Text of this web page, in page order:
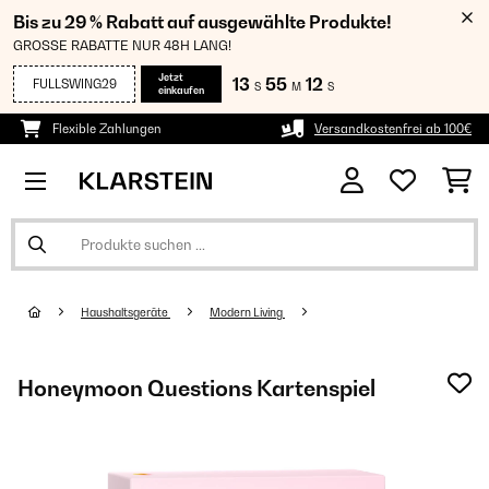
Bis zu 29 % Rabatt auf ausgewählte Produkte!
GROSSE RABATTE NUR 48H LANG!
FULLSWING29
Jetzt
einkaufen
13 S 55 M 12 S
Flexible Zahlungen Versandkostenfrei ab 100€
Haushaltsgeräte Modern Living
Honeymoon Questions Kartenspiel